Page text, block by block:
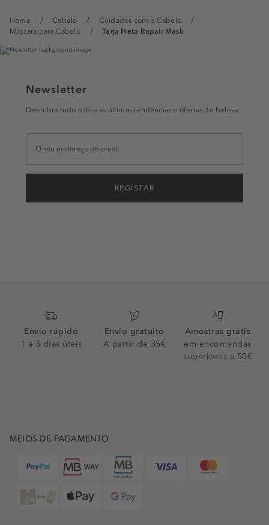
Home Cabelo
Cuidados com o Cabelo
Máscara para Cabelo
Tarja Preta Repair Mask
Newsletter
Descubra tudo sobre as últimas tendências e ofertas de beleza.
REGISTAR
Envio rápido
1 a 3 dias úteis
Envio gratuito
A partir de 35€
Amostras grátis
em encomendas
superiores a 50€
MEIOS DE PAGAMENTO